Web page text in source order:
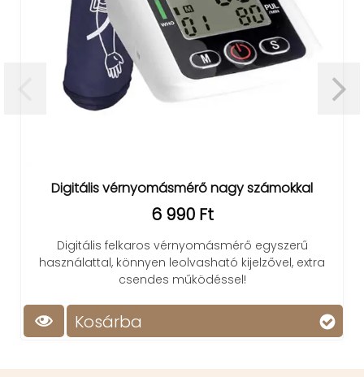
Digitális vérnyomásmérő nagy számokkal
6 990 Ft
Digitális felkaros vérnyomásmérő egyszerű
használattal, könnyen leolvasható kijelzővel, extra
csendes működéssel!
Kosárba